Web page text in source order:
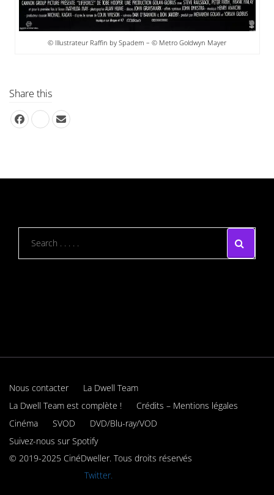
© Illustrateur Raffin by Spadem – © Metro Goldwyn Mayer
Share this
Nous contacter
La Dwell Team
La Dwell Team est complète !
Crédits – Mentions légales
Cinéma
SVOD
DVD/Blu-ray/VOD
Suivez-nous sur Spotify
© 2019-2025 CinéDweller. Tous droits réservés
Twitter.